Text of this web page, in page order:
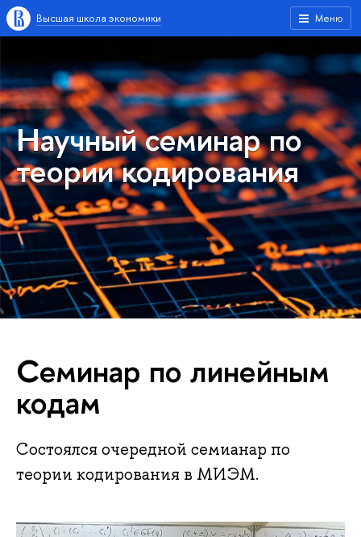
Меню
Высшая школа экономики
Научный семинар по
теории кодирования
Семинар по линейным
кодам
Состоялся очередной семианар по
теории кодирования в МИЭМ.